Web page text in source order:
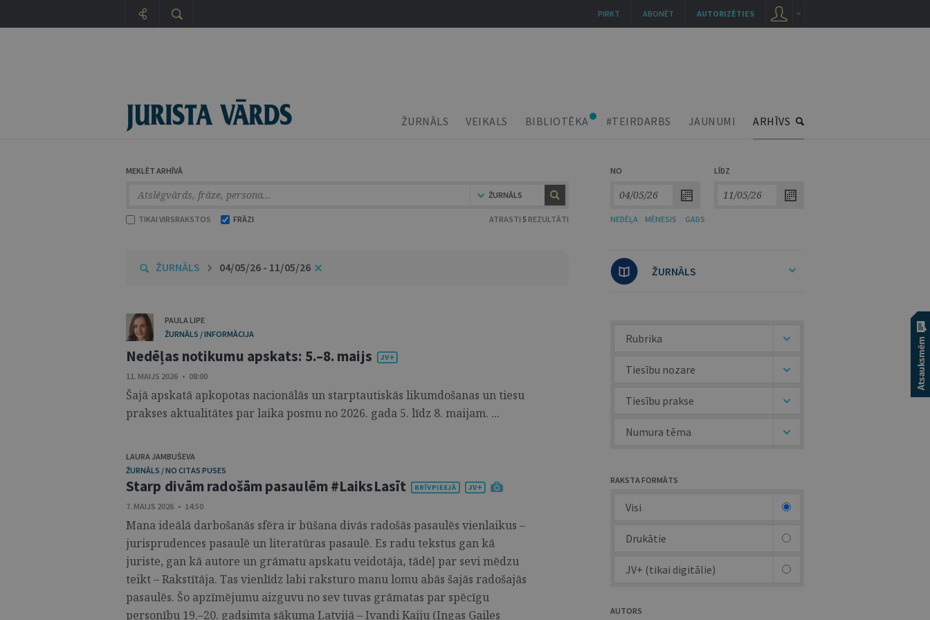
ŽURNĀLS VEIKALS BIBLIOTĒKA #TEIRDARBS JAUNUMI ARHĪVS
MEKLĒT ARHĪVĀ
ŽURNĀLS
TIKAI VIRSRAKSTOS FRĀZI ATRASTI 5 REZULTĀTI
NO LĪDZ
NEDĒĻA MĒNESIS GADS
ŽURNĀLS 04/05/26 - 11/05/26
PAULA LIPE
ŽURNĀLS / INFORMĀCIJA
Nedēļas notikumu apskats: 5.–8. maijs
11. MAIJS 2026 • 08:00
Šajā apskatā apkopotas nacionālās un starptautiskās likumdošanas un tiesu
prakses aktualitātes par laika posmu no 2026. gada 5. līdz 8. maijam. ...
LAURA JAMBUŠEVA
ŽURNĀLS / NO CITAS PUSES
Starp divām radošām pasaulēm #LaiksLasīt
7. MAIJS 2026 • 14:50
Mana ideālā darbošanās sfēra ir būšana divās radošās pasaulēs vienlaikus –
jurisprudences pasaulē un literatūras pasaulē. Es radu tekstus gan kā
juriste, gan kā autore un grāmatu apskatu veidotāja, tādēļ par sevi mēdzu
teikt – Rakstītāja. Tas vienlīdz labi raksturo manu lomu abās šajās radošajās
pasaulēs. Šo apzīmējumu aizguvu no sev tuvas grāmatas par spēcīgu
personību 19.–20. gadsimta sākuma Latvijā – Ivandi Kaiju (Ingas Gailes
ŽURNĀLS
Rubrika
Tiesību nozare
Tiesību prakse
Numura tēma
RAKSTA FORMĀTS
Visi
Drukātie
JV+ (tikai digitālie)
AUTORS
AUTORIZĒTIES
ABONĒT
PIRKT